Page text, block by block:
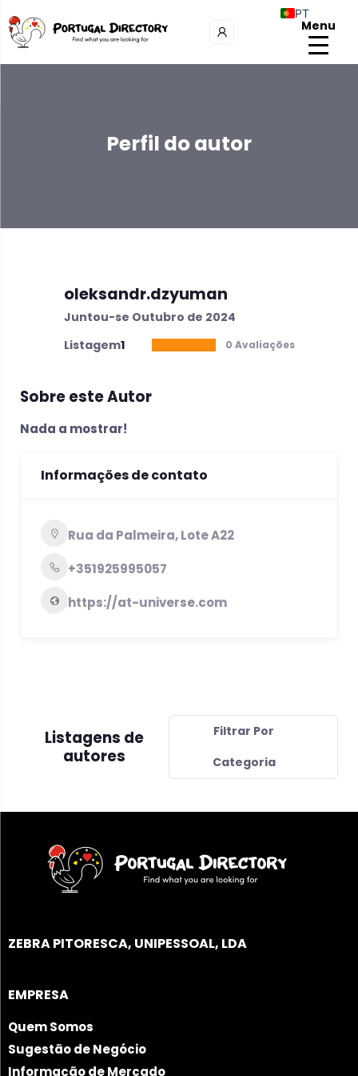
Menu
Perfil do autor
oleksandr.dzyuman
Juntou-se Outubro de 2024
Listagem1 0 Avaliações
Sobre este Autor
Nada a mostrar!
Informações de contato
Rua da Palmeira, Lote A22
+351925995057
https://at-universe.com
Listagens de
autores
Filtrar Por
Categoria
ZEBRA PITORESCA, UNIPESSOAL, LDA
EMPRESA
Quem Somos
Sugestão de Negócio
Informação de Mercado
PT